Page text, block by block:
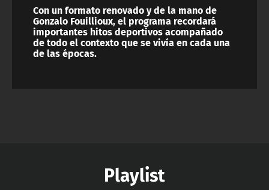
Con un formato renovado y de la mano de
Gonzalo Fouillioux, el programa recordará
importantes hitos deportivos acompañado
de todo el contexto que se vivía en cada una
de las épocas.
Playlist